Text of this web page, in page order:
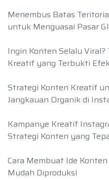
Menembus Batas
untuk Menguasai Pasar
Ingin Konten Selalu
Kreatif yang Terbukti
Strategi Konten Kreatif
Jangkauan Organik di
Kampanye Kreatif
Strategi Konten yang
Cara Membuat Ide
Mudah Diproduksi